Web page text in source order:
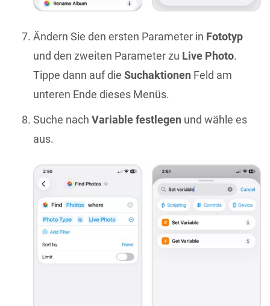
Ändern Sie den ersten Parameter in Fototyp
und den zweiten Parameter zu Live Photo.
Tippe dann auf die Suchaktionen Feld am
unteren Ende dieses Menüs.
Suche nach Variable festlegen und wähle es
aus.